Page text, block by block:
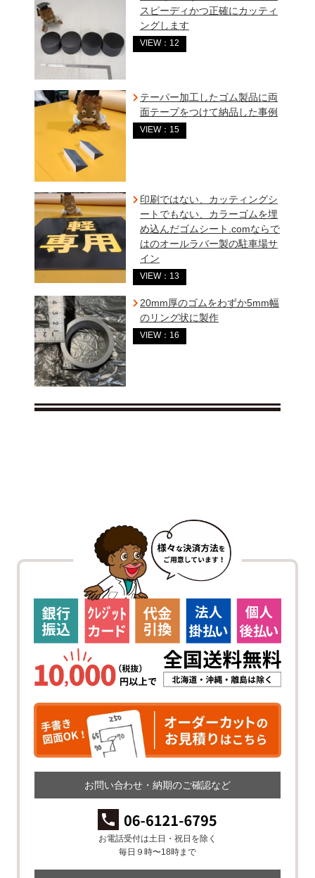
スピーディかつ正確にカッティ
ングします
VIEW：12
テーパー加工したゴム製品に両
面テープをつけて納品した事例
VIEW：15
印刷ではない、カッティングシ
ートでもない、カラーゴムを埋
め込んだゴムシート.comならで
はのオールラバー製の駐車場サ
イン
VIEW：13
20mm厚のゴムをわずか5mm幅
のリング状に製作
VIEW：16
お問い合わせ・納期のご確認など
お電話受付は土日・祝日を除く
毎日９時〜18時まで